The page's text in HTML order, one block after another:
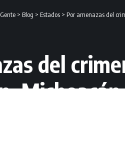
> Blog > Estados > Por amenazas del
del